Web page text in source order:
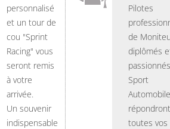
personnalisé
et un tour de
cou "Sprint
Racing" vous
seront remis
à votre
arrivée.
Un souvenir
indispensable
Pilotes
de
diplômés
Sport
Automobile
toutes vos